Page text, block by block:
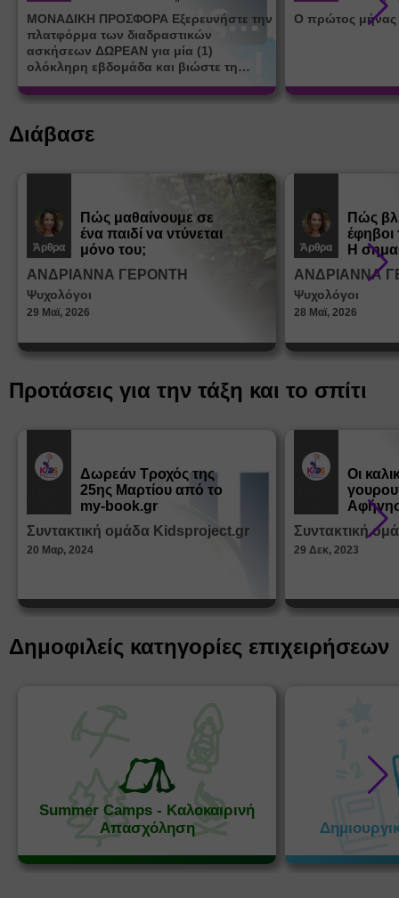
ΜΟΝΑΔΙΚΗ ΠΡΟΣΦΟΡΑ Εξερευνήστε την
πλατφόρμα των διαδραστικών
ασκήσεων ΔΩΡΕΑΝ για μία (1)
ολόκληρη εβδομάδα και βιώστε τη
learn.gr* * Αφορά νέες εγγραφές
Ο πρώτος
Διάβασε
Άρθρα
Πώς μαθαίνουμε σε
ένα παιδί να ντύνεται
μόνο του;
ΑΝΔΡΙΑΝΝΑ ΓΕΡΟΝΤΗ
Ψυχολόγοι
29 Μαϊ, 2026
Άρθρα
Πώς
Η
στη
ΑΝΔΡΙΑΝΝΑ
Ψυχολόγοι
28 Μαϊ, 2026
Προτάσεις για την τάξη και το σπίτι
Δωρεάν Tροχός της
25ης Μαρτίου από το
my-book.gr
Συντακτική ομάδα Kidsproject.gr
20 Μαρ, 2024
Οι
από τα
Συντακτική
29 Δεκ, 2023
Δημοφιλείς κατηγορίες επιχειρήσεων
Summer Camps - Καλοκαιρινή
Απασχόληση